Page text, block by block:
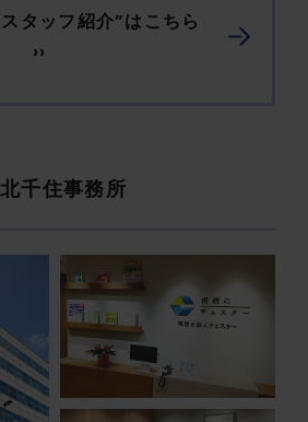
タッフ紹介”はこちら
››
北千住事務所